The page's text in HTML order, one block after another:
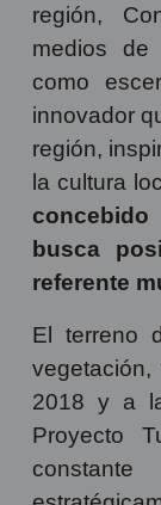
región,
medios de
como
innovador
región,
la cultura
busca
referente
El terreno
2018 y a
Proyecto